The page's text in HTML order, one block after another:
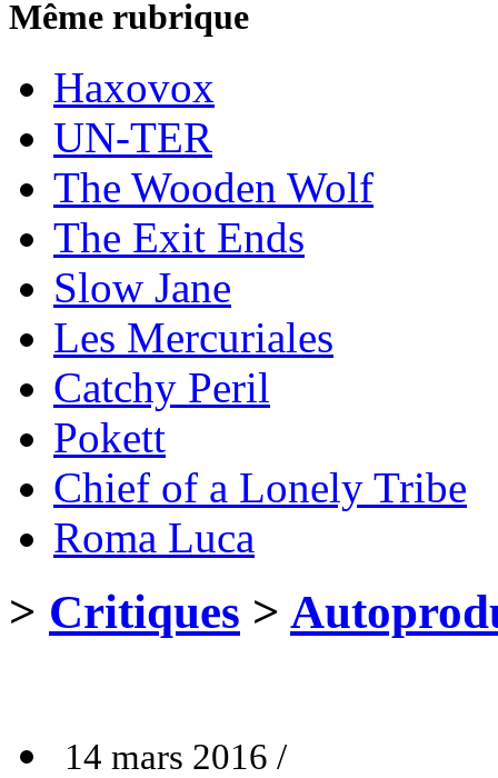
Même rubrique
Haxovox
UN-TER
The Wooden Wolf
The Exit Ends
Slow Jane
Les Mercuriales
Catchy Peril
Pokett
Chief of a Lonely Tribe
Roma Luca
> Critiques >
14 mars 2016 /